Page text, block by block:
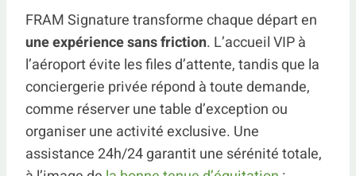
FRAM Signature transforme chaque départ en
une expérience sans friction. L’accueil VIP à
l’aéroport évite les files d’attente, tandis que la
conciergerie privée répond à toute demande,
comme réserver une table d’exception ou
organiser une activité exclusive. Une
assistance 24h/24 garantit une sérénité totale,